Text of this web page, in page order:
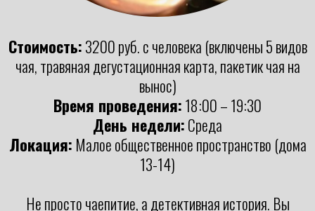
Стоимость:3200 руб. с человека (включены 5 видов
чая, травяная дегустационная карта, пакетик чая на
вынос)
Время проведения:18:00 – 19:30
День недели:Среда
Локация: Малое общественное пространство (дома
13-14)
Не просто чаепитие, а детективная история. Вы